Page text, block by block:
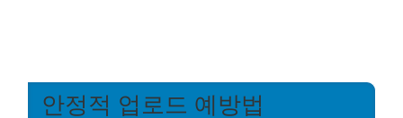
안정적 업로드 예방법